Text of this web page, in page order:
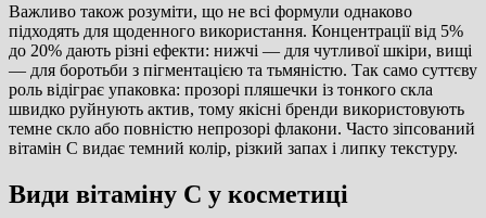
Важливо також розуміти, що не всі формули однаково
підходять для щоденного використання. Концентрації від 5%
до 20% дають різні ефекти: нижчі — для чутливої шкіри, вищі
— для боротьби з пігментацією та тьмяністю. Так само суттєву
роль відіграє упаковка: прозорі пляшечки із тонкого скла
швидко руйнують актив, тому якісні бренди використовують
темне скло або повністю непрозорі флакони. Часто зіпсований
вітамін С видає темний колір, різкий запах і липку текстуру.
Види вітаміну С у косметиці